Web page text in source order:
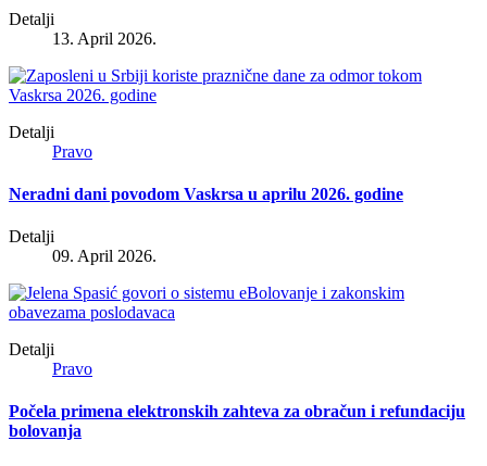
Detalji
13. April 2026.
Detalji
Pravo
Neradni dani povodom Vaskrsa u aprilu 2026. godine
Detalji
09. April 2026.
Detalji
Pravo
Počela primena elektronskih zahteva za obračun i refundaciju
bolovanja